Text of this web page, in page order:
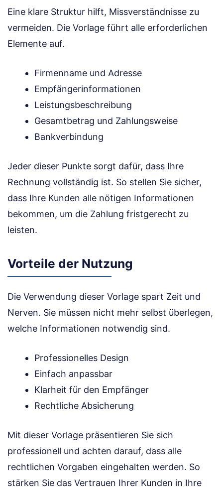
Eine klare Struktur hilft, Missverständnisse zu
vermeiden. Die Vorlage führt alle erforderlichen
Elemente auf.
Firmenname und Adresse
Empfängerinformationen
Leistungsbeschreibung
Gesamtbetrag und Zahlungsweise
Bankverbindung
Jeder dieser Punkte sorgt dafür, dass Ihre
Rechnung vollständig ist. So stellen Sie sicher,
dass Ihre Kunden alle nötigen Informationen
bekommen, um die Zahlung fristgerecht zu
leisten.
Vorteile der Nutzung
Die Verwendung dieser Vorlage spart Zeit und
Nerven. Sie müssen nicht mehr selbst überlegen,
welche Informationen notwendig sind.
Professionelles Design
Einfach anpassbar
Klarheit für den Empfänger
Rechtliche Absicherung
Mit dieser Vorlage präsentieren Sie sich
professionell und achten darauf, dass alle
rechtlichen Vorgaben eingehalten werden. So
stärken Sie das Vertrauen Ihrer Kunden in Ihre